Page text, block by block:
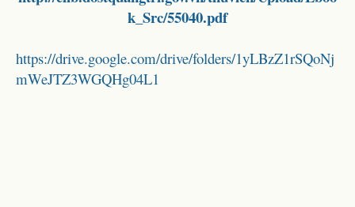
k_Src/55040.pdf
https://drive.google.com/drive/folders/1yLBzZ1rSQoNj
mWeJTZ3WGQHg04L1